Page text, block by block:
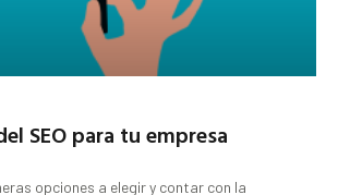
SEO para tu empresa
opciones a elegir y contar con la